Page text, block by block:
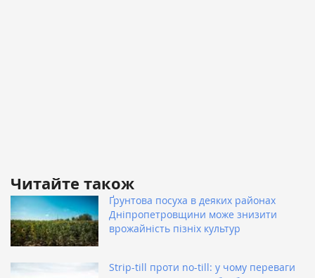
Читайте також
Ґрунтова посуха в деяких районах
Дніпропетровщини може знизити
врожайність пізніх культур
Strip-till проти no-till: у чому переваги